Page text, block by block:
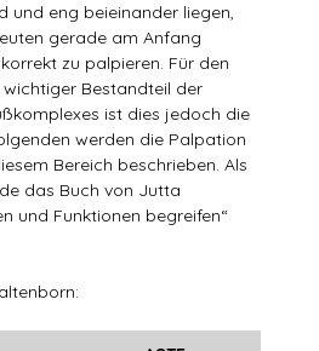
und eng beieinander liegen,
gerade am Anfang
zu palpieren. Für den
Bestandteil der
ist dies jedoch die
werden die Palpation
Bereich beschrieben. Als
das Buch von Jutta
und Funktionen begreifen“